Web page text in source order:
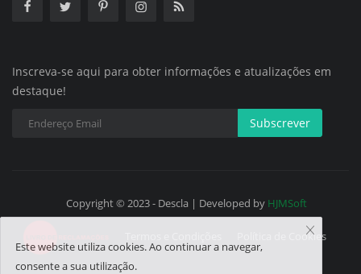
Inscreva-se aqui para obter informações e atualizações em
destaque!
Subscrever
Copyright © 2023 - Descla | Developed by HJMSoft
Política de Cookies
Este website utiliza cookies. Ao continuar a navegar,
consente a sua utilização.